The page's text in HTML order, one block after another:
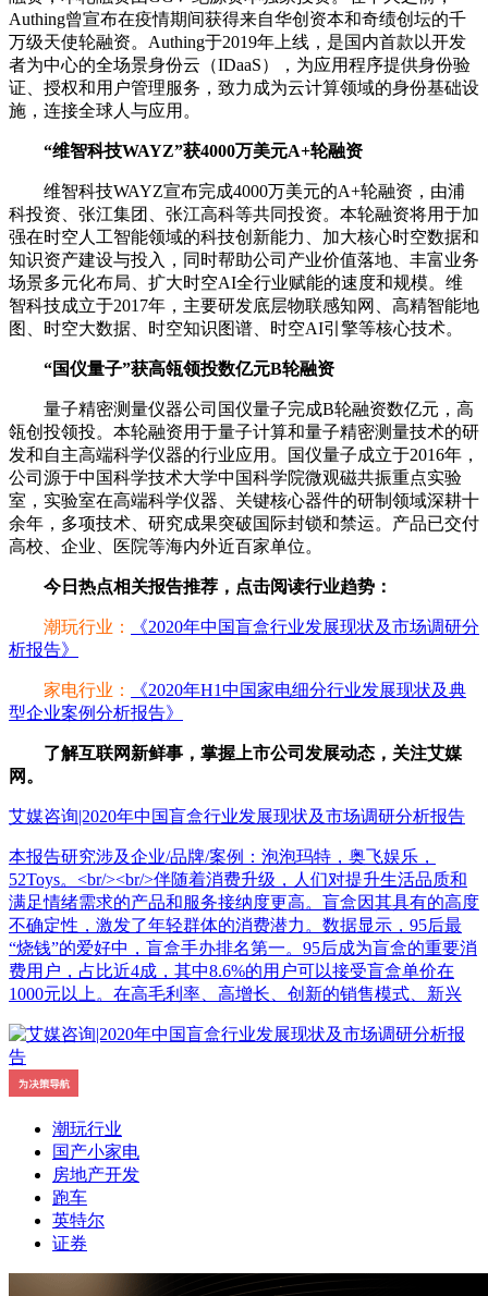
Authing曾宣布在疫情期间获得来自华创资本和奇绩创坛的千
万级天使轮融资。Authing于2019年上线，是国内首款以开发
者为中心的全场景身份云（IDaaS），为应用程序提供身份验
证、授权和用户管理服务，致力成为云计算领域的身份基础设
施，连接全球人与应用。
“维智科技WAYZ”获4000万美元A+轮融资
维智科技WAYZ宣布完成4000万美元的A+轮融资，由浦
科投资、张江集团、张江高科等共同投资。本轮融资将用于加
强在时空人工智能领域的科技创新能力、加大核心时空数据和
知识资产建设与投入，同时帮助公司产业价值落地、丰富业务
场景多元化布局、扩大时空AI全行业赋能的速度和规模。维
智科技成立于2017年，主要研发底层物联感知网、高精智能地
图、时空大数据、时空知识图谱、时空AI引擎等核心技术。
“国仪量子”获高瓴领投数亿元B轮融资
量子精密测量仪器公司国仪量子完成B轮融资数亿元，高
瓴创投领投。本轮融资用于量子计算和量子精密测量技术的研
发和自主高端科学仪器的行业应用。国仪量子成立于2016年，
公司源于中国科学技术大学中国科学院微观磁共振重点实验
室，实验室在高端科学仪器、关键核心器件的研制领域深耕十
余年，多项技术、研究成果突破国际封锁和禁运。产品已交付
高校、企业、医院等海内外近百家单位。
今日热点相关报告推荐，点击阅读行业趋势：
潮玩行业：
《2020年中国盲盒行业发展现状及市场调研分
析报告》
家电行业：
《2020年H1中国家电细分行业发展现状及典
型企业案例分析报告》
了解互联网新鲜事，掌握上市公司发展动态，关注艾媒
网。
艾媒咨询|2020年中国盲盒行业发展现状及市场调研分析报告
本报告研究涉及企业/品牌/案例：泡泡玛特，奥飞娱乐，
52Toys。<br/><br/>伴随着消费升级，人们对提升生活品质和
满足情绪需求的产品和服务接纳度更高。盲盒因其具有的高度
不确定性，激发了年轻群体的消费潜力。数据显示，95后最
“烧钱”的爱好中，盲盒手办排名第一。95后成为盲盒的重要消
费用户，占比近4成，其中8.6%的用户可以接受盲盒单价在
1000元以上。在高毛利率、高增长、创新的销售模式、新兴
潮玩行业
国产小家电
房地产开发
跑车
英特尔
证券